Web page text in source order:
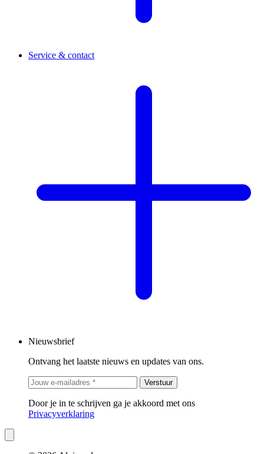
Service & contact
Nieuwsbrief
Ontvang het laatste nieuws en updates van ons.
Verstuur
Door je in te schrijven ga je akkoord met ons
Privacyverklaring